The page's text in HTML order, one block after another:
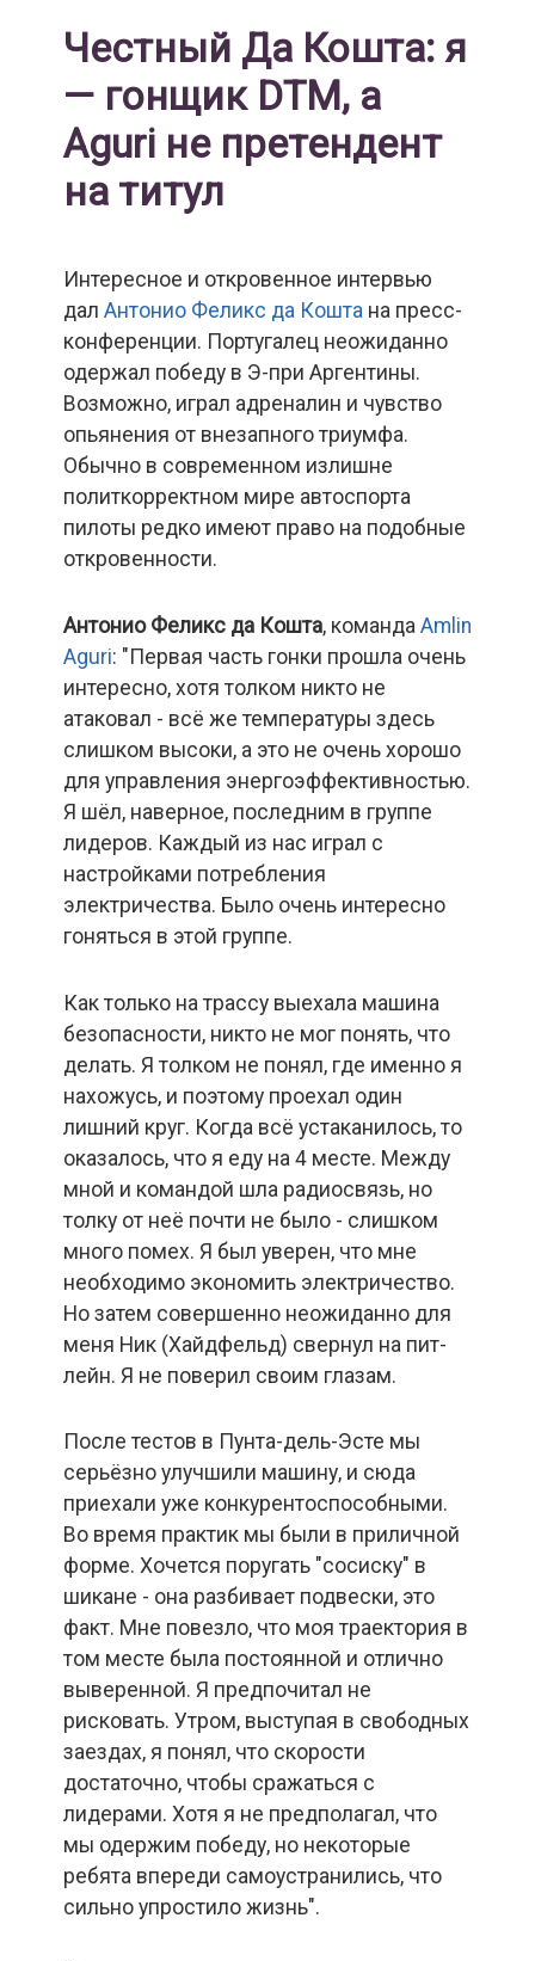
Честный Да Кошта: я
— гонщик DTM, а
Aguri не претендент
на титул
Интересное и откровенное интервью
дал Антонио Феликс да Кошта на пресс-
конференции. Португалец неожиданно
одержал победу в Э-при Аргентины.
Возможно, играл адреналин и чувство
опьянения от внезапного триумфа.
Обычно в современном излишне
политкорректном мире автоспорта
пилоты редко имеют право на подобные
откровенности.
Антонио Феликс да Кошта, команда Amlin
Aguri: "Первая часть гонки прошла очень
интересно, хотя толком никто не
атаковал - всё же температуры здесь
слишком высоки, а это не очень хорошо
для управления энергоэффективностью.
Я шёл, наверное, последним в группе
лидеров. Каждый из нас играл с
настройками потребления
электричества. Было очень интересно
гоняться в этой группе.
Как только на трассу выехала машина
безопасности, никто не мог понять, что
делать. Я толком не понял, где именно я
нахожусь, и поэтому проехал один
лишний круг. Когда всё устаканилось, то
оказалось, что я еду на 4 месте. Между
мной и командой шла радиосвязь, но
толку от неё почти не было - слишком
много помех. Я был уверен, что мне
необходимо экономить электричество.
Но затем совершенно неожиданно для
меня Ник (Хайдфельд) свернул на пит-
лейн. Я не поверил своим глазам.
После тестов в Пунта-дель-Эсте мы
серьёзно улучшили машину, и сюда
приехали уже конкурентоспособными.
Во время практик мы были в приличной
форме. Хочется поругать "сосиску" в
шикане - она разбивает подвески, это
факт. Мне повезло, что моя траектория в
том месте была постоянной и отлично
выверенной. Я предпочитал не
рисковать. Утром, выступая в свободных
заездах, я понял, что скорости
достаточно, чтобы сражаться с
лидерами. Хотя я не предполагал, что
мы одержим победу, но некоторые
ребята впереди самоустранились, что
сильно упростило жизнь".